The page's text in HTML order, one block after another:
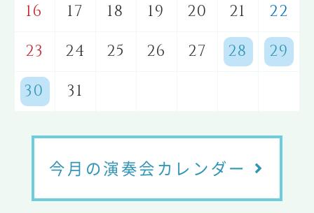
16
17 18 19 20 21
22
23
24 25 26 27 28
29
30
31
今月の演奏会カレンダー